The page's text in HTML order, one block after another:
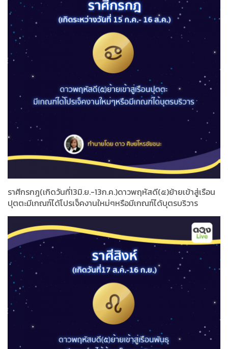
ราศีกรกฎ(เกิดวันที่13มิ.ย.-13ก.ค.)ดาวพฤหัสดี(๕)ย้ายเข้าสู่เรือน
ปุตตะมีเกณฑ์ได้โปรเจ็คงานใหม่ๆหรือมีเกณฑ์ได้บุตรบริวาร